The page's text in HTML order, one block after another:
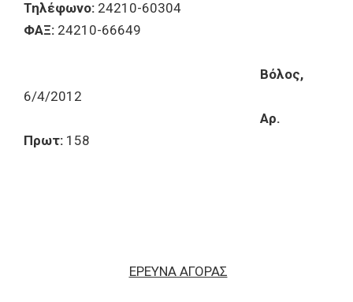
Τηλέφωνο: 24210-60304
ΦΑΞ: 24210-66649
Βόλος,
6/4/2012
Αρ.
Πρωτ: 158
ΕΡΕΥΝΑ ΑΓΟΡΑΣ